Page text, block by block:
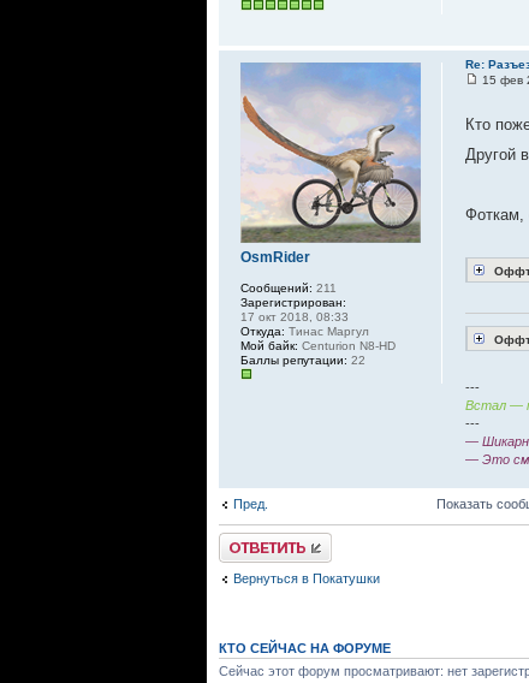
Re:
15 фев
Кто
Другой
Фоткам,
---
Встал —
---
—
— Это
OsmRider
Сообщений: 211
Зарегистрирован:
17 окт 2018, 08:33
Откуда: Тинас Маргул
Мой байк: Centurion N8-HD
Баллы репутации: 22
Пред. Показать
Ответить
Вернуться в Покатушки
КТО СЕЙЧАС НА ФОРУМЕ
Сейчас этот форум просматривают: нет